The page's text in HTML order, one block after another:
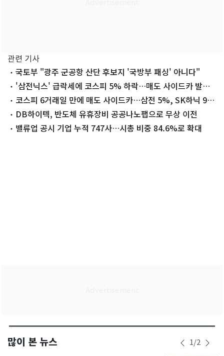
관련 기사
국토부 "광주 군공항 산단 후보지 '국방부 패싱' 아니다"
'삼전닉스' 급락세에 코스피 5% 하락…매도 사이드카 발동
[장중시황]
코스피 6거래일 만에 매도 사이드카…삼전 5%, SK하닉 9%
급락(상보)
DB하이텍, 반도체 유휴장비 공공나노팹으로 무상 이전
밸류업 공시 기업 누적 747사…시총 비중 84.6%로 확대
많이 본 뉴스 1/2